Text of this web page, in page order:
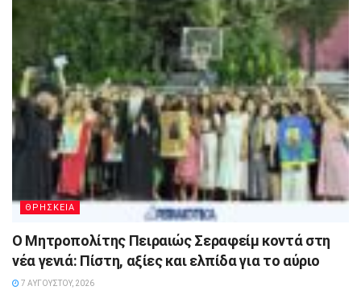
ΘΡΗΣΚΕΙΑ
Ο Μητροπολίτης Πειραιώς Σεραφείμ κοντά στη
νέα γενιά: Πίστη, αξίες και ελπίδα για το αύριο
7 ΑΥΓΟΎΣΤΟΥ, 2026